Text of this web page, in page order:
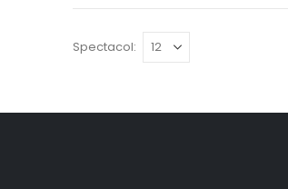
Spectacol: